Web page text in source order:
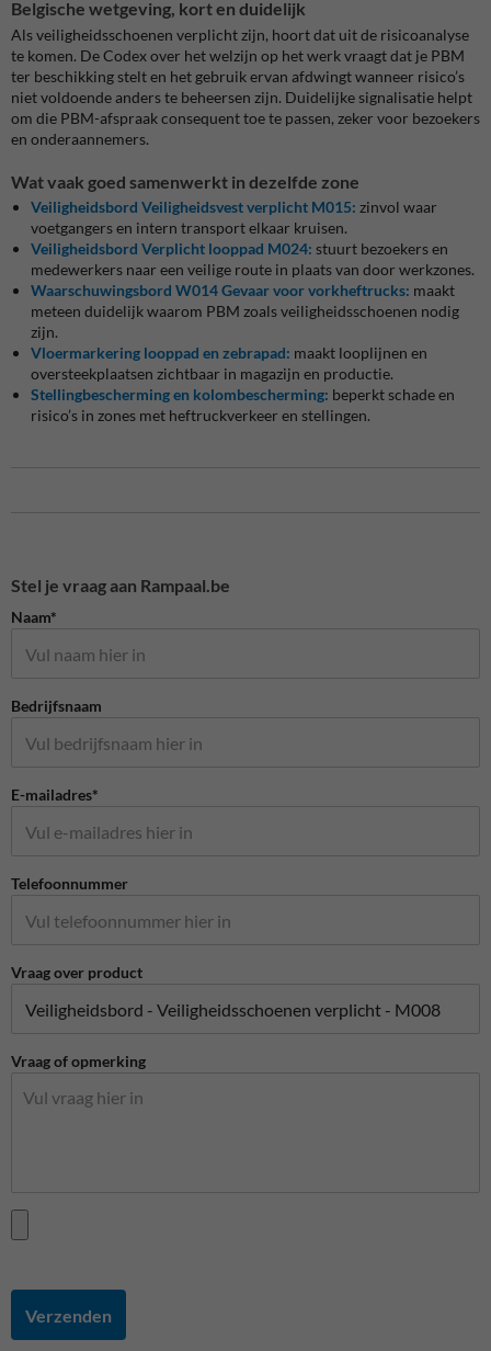
Belgische wetgeving, kort en duidelijk
Als veiligheidsschoenen verplicht zijn, hoort dat uit de risicoanalyse
te komen. De Codex over het welzijn op het werk vraagt dat je PBM
ter beschikking stelt en het gebruik ervan afdwingt wanneer risico’s
niet voldoende anders te beheersen zijn. Duidelijke signalisatie helpt
om die PBM-afspraak consequent toe te passen, zeker voor bezoekers
en onderaannemers.
Wat vaak goed samenwerkt in dezelfde zone
Veiligheidsbord Veiligheidsvest verplicht M015: zinvol waar
voetgangers en intern transport elkaar kruisen.
Veiligheidsbord Verplicht looppad M024: stuurt bezoekers en
medewerkers naar een veilige route in plaats van door werkzones.
Waarschuwingsbord W014 Gevaar voor vorkheftrucks: maakt
meteen duidelijk waarom PBM zoals veiligheidsschoenen nodig
zijn.
Vloermarkering looppad en zebrapad: maakt looplijnen en
oversteekplaatsen zichtbaar in magazijn en productie.
Stellingbescherming en kolombescherming: beperkt schade en
risico’s in zones met heftruckverkeer en stellingen.
Stel je vraag aan Rampaal.be
Naam*
Bedrijfsnaam
E-mailadres*
Telefoonnummer
Vraag over product
Vraag of opmerking
Verzenden